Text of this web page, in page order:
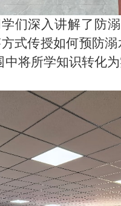
们深入讲解了防
式传授如何预防
将所学知识转化